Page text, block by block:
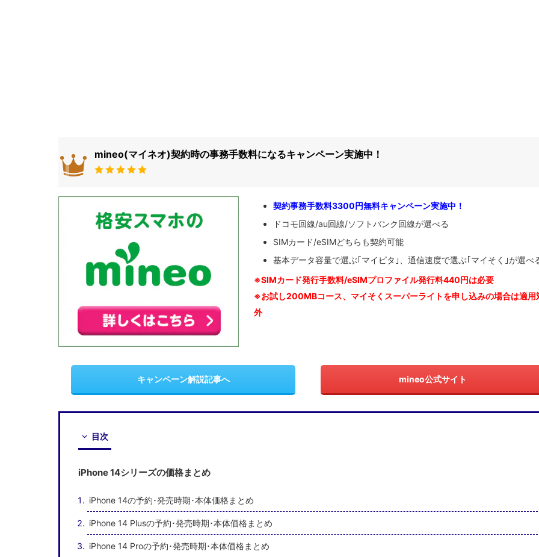
mineo(マイネオ)契約時の事務手数料になるキャンペーン実施中！
契約事務手数料3300円無料キャンペーン実施中！
ドコモ回線/au回線/ソフトバンク回線が選べる
SIMカード/eSIMどちらも契約可能
基本データ容量で選ぶ｢マイピタ｣、通信速度で選ぶ｢マイそく｣が選べ
※SIMカード発行手数料/eSIMプロファイル発行料440円は必要
※お試し200MBコース、マイそくスーパーライトを申し込みの場合は適用
外
キャンペーン解説記事へ mineo公式サイト
目次
iPhone 14シリーズの価格まとめ
iPhone 14の予約･発売時期･本体価格まとめ
iPhone 14 Plusの予約･発売時期･本体価格まとめ
iPhone 14 Proの予約･発売時期･本体価格まとめ